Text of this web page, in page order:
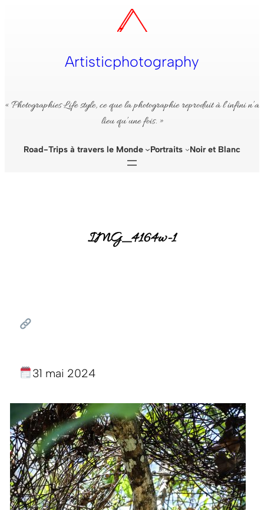
Artisticphotography
« Photographies Life style, ce que la photographie reproduit à l’infini n’a
lieu qu’une fois. »
Road-Trips à travers le Monde Portraits Noir et Blanc
IMG_4164w-1
31 mai 2024